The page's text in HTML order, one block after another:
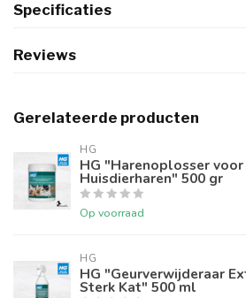
Specificaties
Reviews
Gerelateerde producten
HG
HG "Harenoplosser voor
Huisdierharen" 500 gr
Op voorraad
HG
HG "Geurverwijderaar
Sterk Kat" 500 ml